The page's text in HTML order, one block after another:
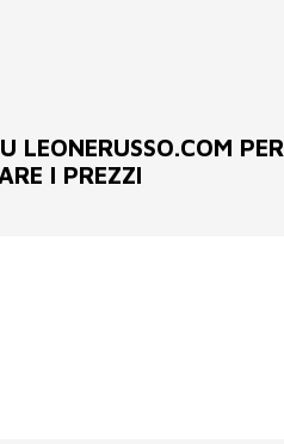
LEONERUSSO.COM PER
I PREZZI